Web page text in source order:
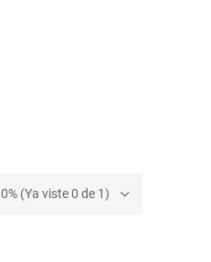
0% (Ya viste 0 de 1)